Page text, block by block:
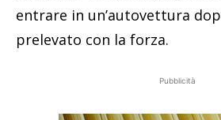
entrare in un’autovettura
prelevato con la forza.
Pubblicità